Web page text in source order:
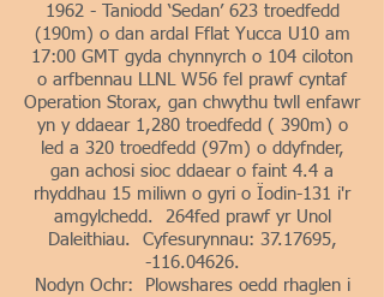
1962 - Taniodd ‘Sedan’ 623 troedfedd
(190m) o dan ardal Fflat Yucca U10 am
17:00 GMT gyda chynnyrch o 104 ciloton
o arfbennau LLNL W56 fel prawf cyntaf
Operation Storax, gan chwythu twll enfawr
yn y ddaear 1,280 troedfedd ( 390m) o
led a 320 troedfedd (97m) o ddyfnder,
gan achosi sioc ddaear o faint 4.4 a
rhyddhau 15 miliwn o gyri o Ïodin-131 i'r
amgylchedd. 264fed prawf yr Unol
Daleithiau. Cyfesurynnau: 37.17695,
-116.04626.
Nodyn Ochr: Plowshares oedd rhaglen i